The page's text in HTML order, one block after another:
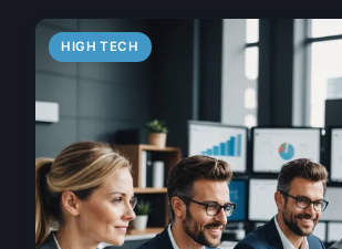
HIGH TECH